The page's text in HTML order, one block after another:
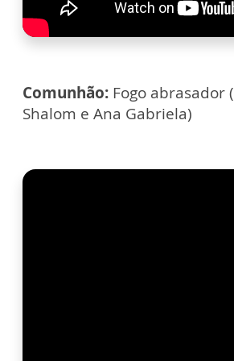
Comunhão: Fogo abrasador
Shalom e Ana Gabriela)